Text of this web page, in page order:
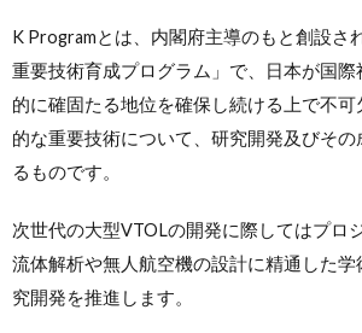
K Programとは、内閣府主導のもと創設さ
重要技術育成プログラム」で、日本が国
的に確固たる地位を確保し続ける上で不
的な重要技術について、研究開発及びそ
るものです。
次世代の大型VTOLの開発に際してはプロ
流体解析や無人航空機の設計に精通した
究開発を推進します。